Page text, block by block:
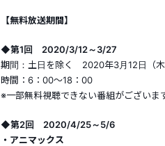
【無料放送期間】
◆第1回 2020/3/12～3/27
期間：土日を除く 2020年3月12日（木
時間：6：00～18：00
※一部無料視聴できない番組がございま
◆第2回 2020/4/25～5/6
・アニマックス